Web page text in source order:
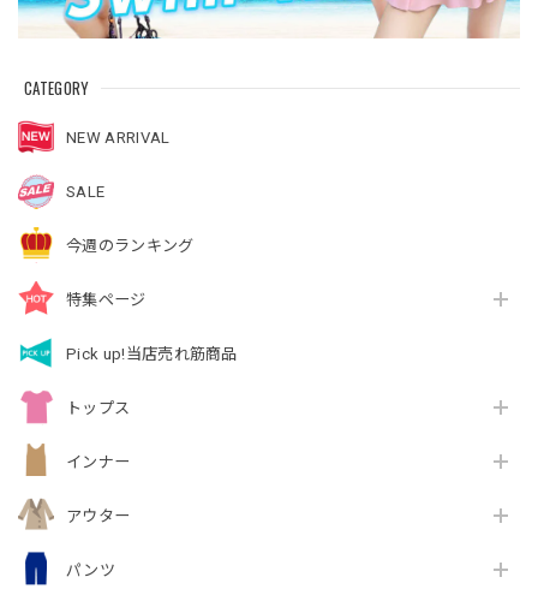
CATEGORY
NEW ARRIVAL
SALE
今週のランキング
特集ページ
Pick up!当店売れ筋商品
トップス
インナー
アウター
パンツ